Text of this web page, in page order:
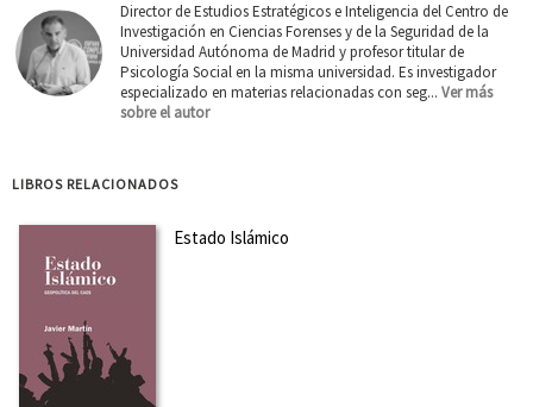
Director de Estudios Estratégicos e Inteligencia del Centro de
Investigación en Ciencias Forenses y de la Seguridad de la
Universidad Autónoma de Madrid y profesor titular de
Psicología Social en la misma universidad. Es investigador
especializado en materias relacionadas con seg... Ver más
sobre el autor
LIBROS RELACIONADOS
Estado Islámico